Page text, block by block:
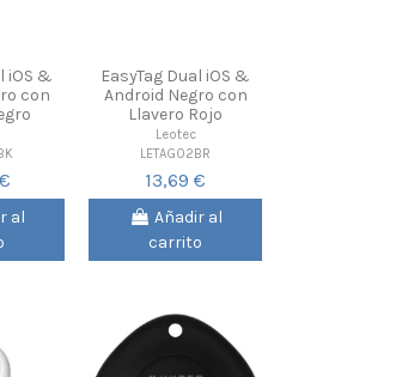
iOS &
con
al
EasyTag Dual iOS &
Android Negro con
Llavero Rojo
Leotec
LETAG02BR
13,69 €
Añadir al
carrito